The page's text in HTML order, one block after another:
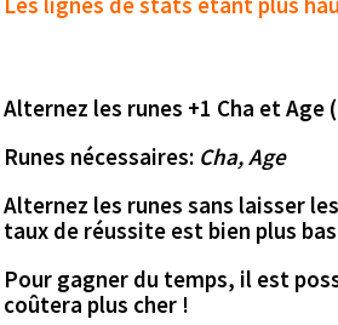
Alternez les runes +1 Cha et Age
Runes nécessaires: Cha, Age
Alternez les runes sans laisser
taux de réussite est bien plus
Pour gagner du temps, il est
coûtera plus cher !